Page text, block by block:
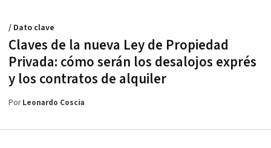
Claves de la nueva Ley de Propiedad
Privada: cómo serán los desalojos exprés
y los contratos de alquiler
/ Dato clave
PorLeonardo Coscia